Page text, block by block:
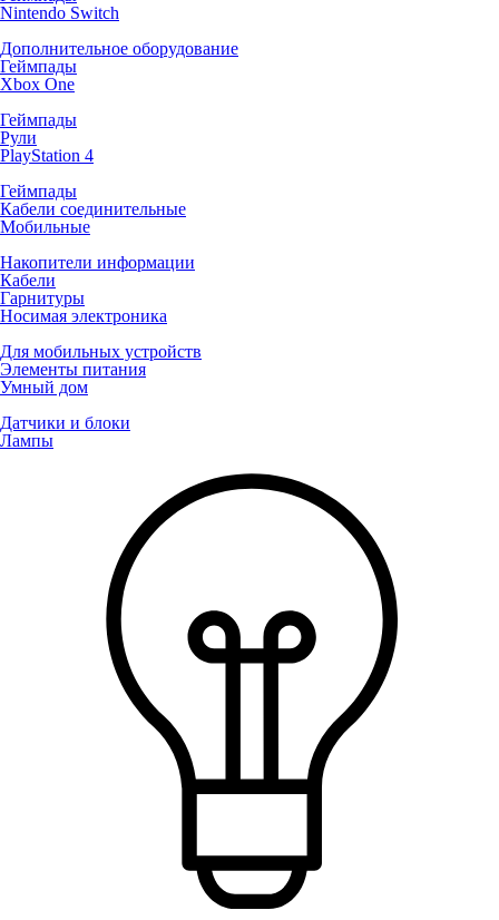
Nintendo Switch
Дополнительное оборудование
Геймпады
Xbox One
Геймпады
Рули
PlayStation 4
Геймпады
Кабели соединительные
Мобильные
Накопители информации
Кабели
Гарнитуры
Носимая электроника
Для мобильных устройств
Элементы питания
Умный дом
Датчики и блоки
Лампы